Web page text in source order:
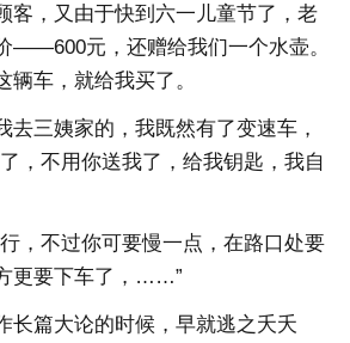
客，又由于快到六一儿童节了，老
——600元，还赠给我们一个水壶。
辆车，就给我买了。
去三姨家的，我既然有了变速车，
，不用你送我了，给我钥匙，我自
，不过你可要慢一点，在路口处要
更要下车了，……”
长篇大论的时候，早就逃之夭夭